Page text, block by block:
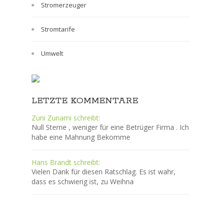
Stromerzeuger
Stromtarife
Umwelt
LETZTE KOMMENTARE
Zuni Zunami schreibt:
Null Sterne , weniger für eine Betrüger Firma . Ich
habe eine Mahnung Bekomme
Hans Brandt schreibt:
Vielen Dank für diesen Ratschlag. Es ist wahr,
dass es schwierig ist, zu Weihna